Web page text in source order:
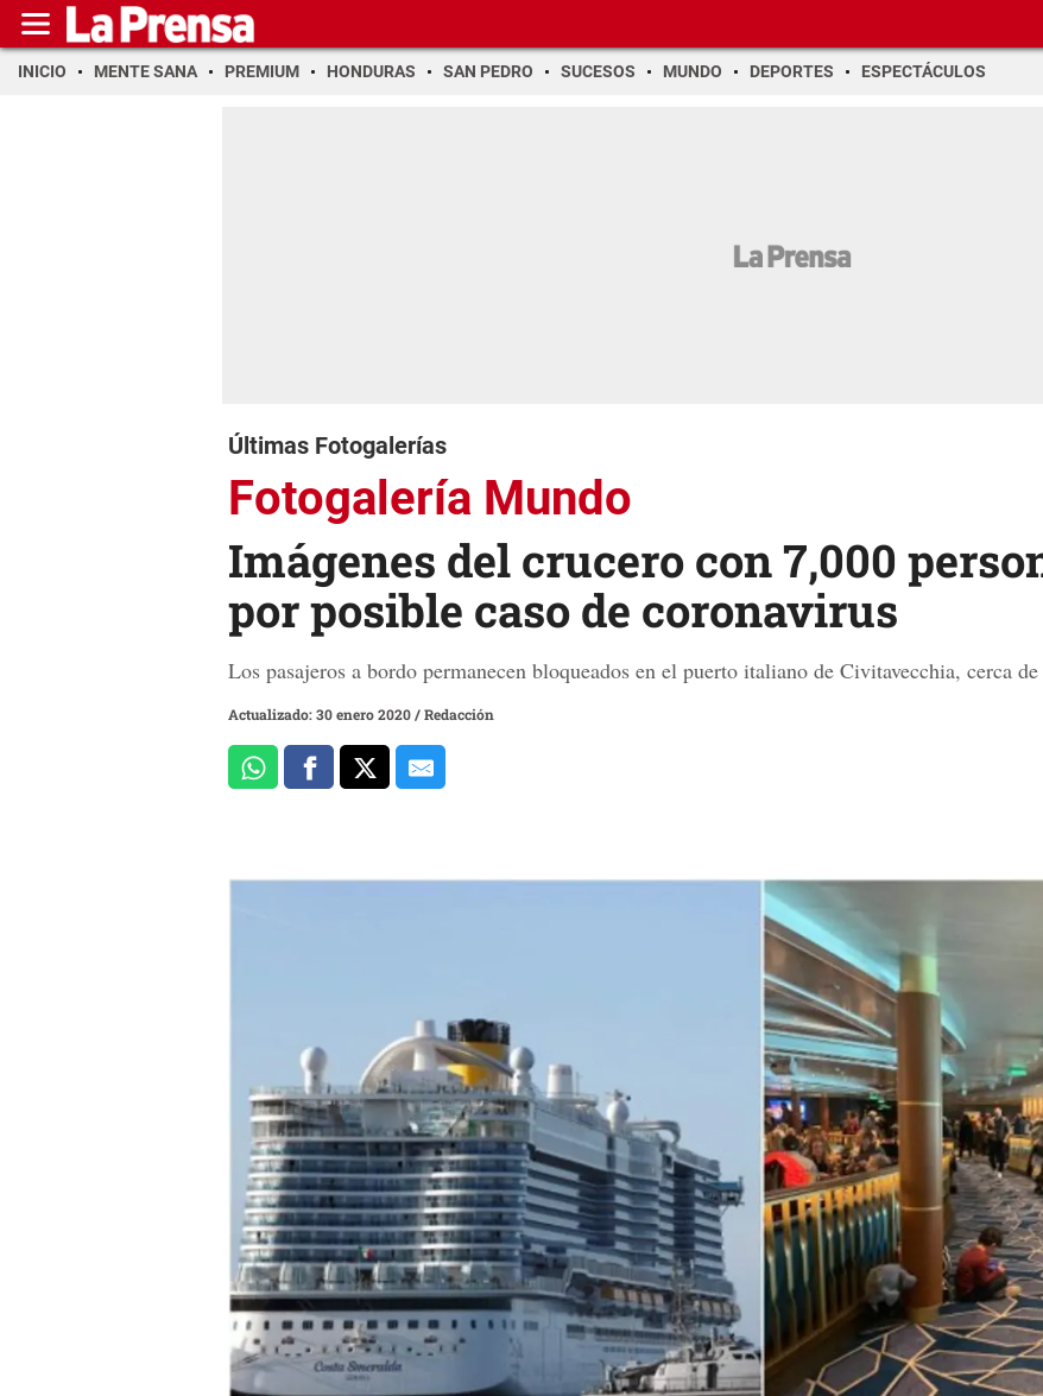
INICIO MENTE SANA PREMIUM HONDURAS SAN PEDRO SUCESOS MUNDO DEPORTES ESPECTÁCULOS
Últimas Fotogalerías
Fotogalería Mundo
Imágenes del crucero con 7,000
por posible caso de coronavirus
Los pasajeros a bordo permanecen bloqueados en el puerto italiano de Civitavecchia, cerca de
Actualizado: 30 enero 2020/Redacción